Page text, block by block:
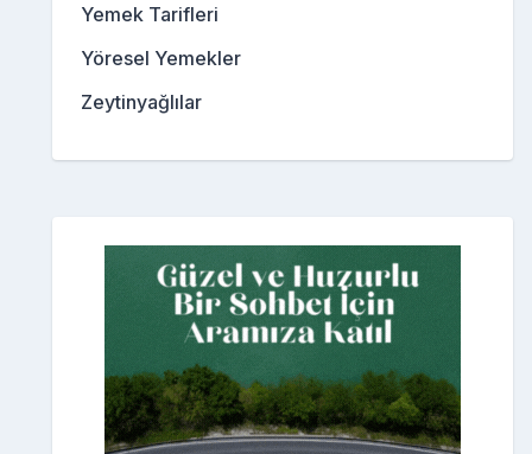
Yemek Tarifleri
Yöresel Yemekler
Zeytinyağlılar